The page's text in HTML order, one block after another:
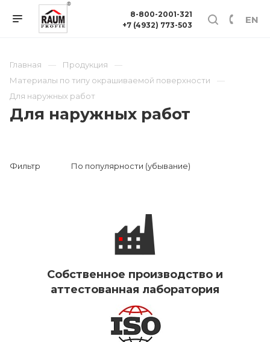
EN
8-800-2001-321
+7 (4932) 773-503
Главная
Продукция
Материалы по типу окрашиваемой поверхности
Для наружных работ
Для наружных работ
Фильтр По популярности (убывание)
Собственное производство и
аттестованная лаборатория